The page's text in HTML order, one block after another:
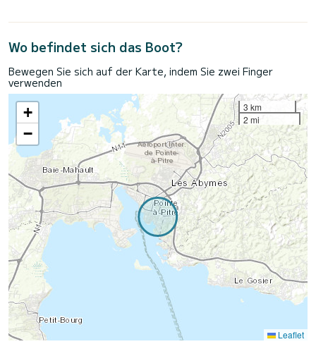
Wo befindet sich das Boot?
Bewegen Sie sich auf der Karte, indem Sie zwei Finger
verwenden
+
−
3 km
2 mi
Leaflet